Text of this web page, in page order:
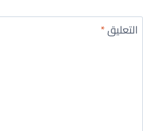
التعليق*